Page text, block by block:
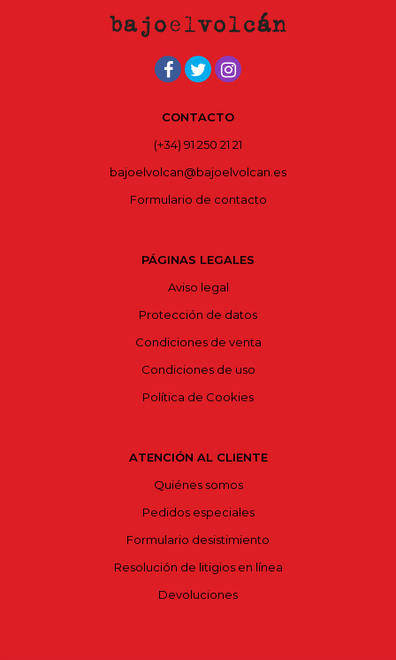
CONTACTO
(+34) 91 250 21 21
bajoelvolcan@bajoelvolcan.es
Formulario de contacto
PÁGINAS LEGALES
Aviso legal
Protección de datos
Condiciones de venta
Condiciones de uso
Política de Cookies
ATENCIÓN AL CLIENTE
Quiénes somos
Pedidos especiales
Formulario desistimiento
Resolución de litigios en línea
Devoluciones